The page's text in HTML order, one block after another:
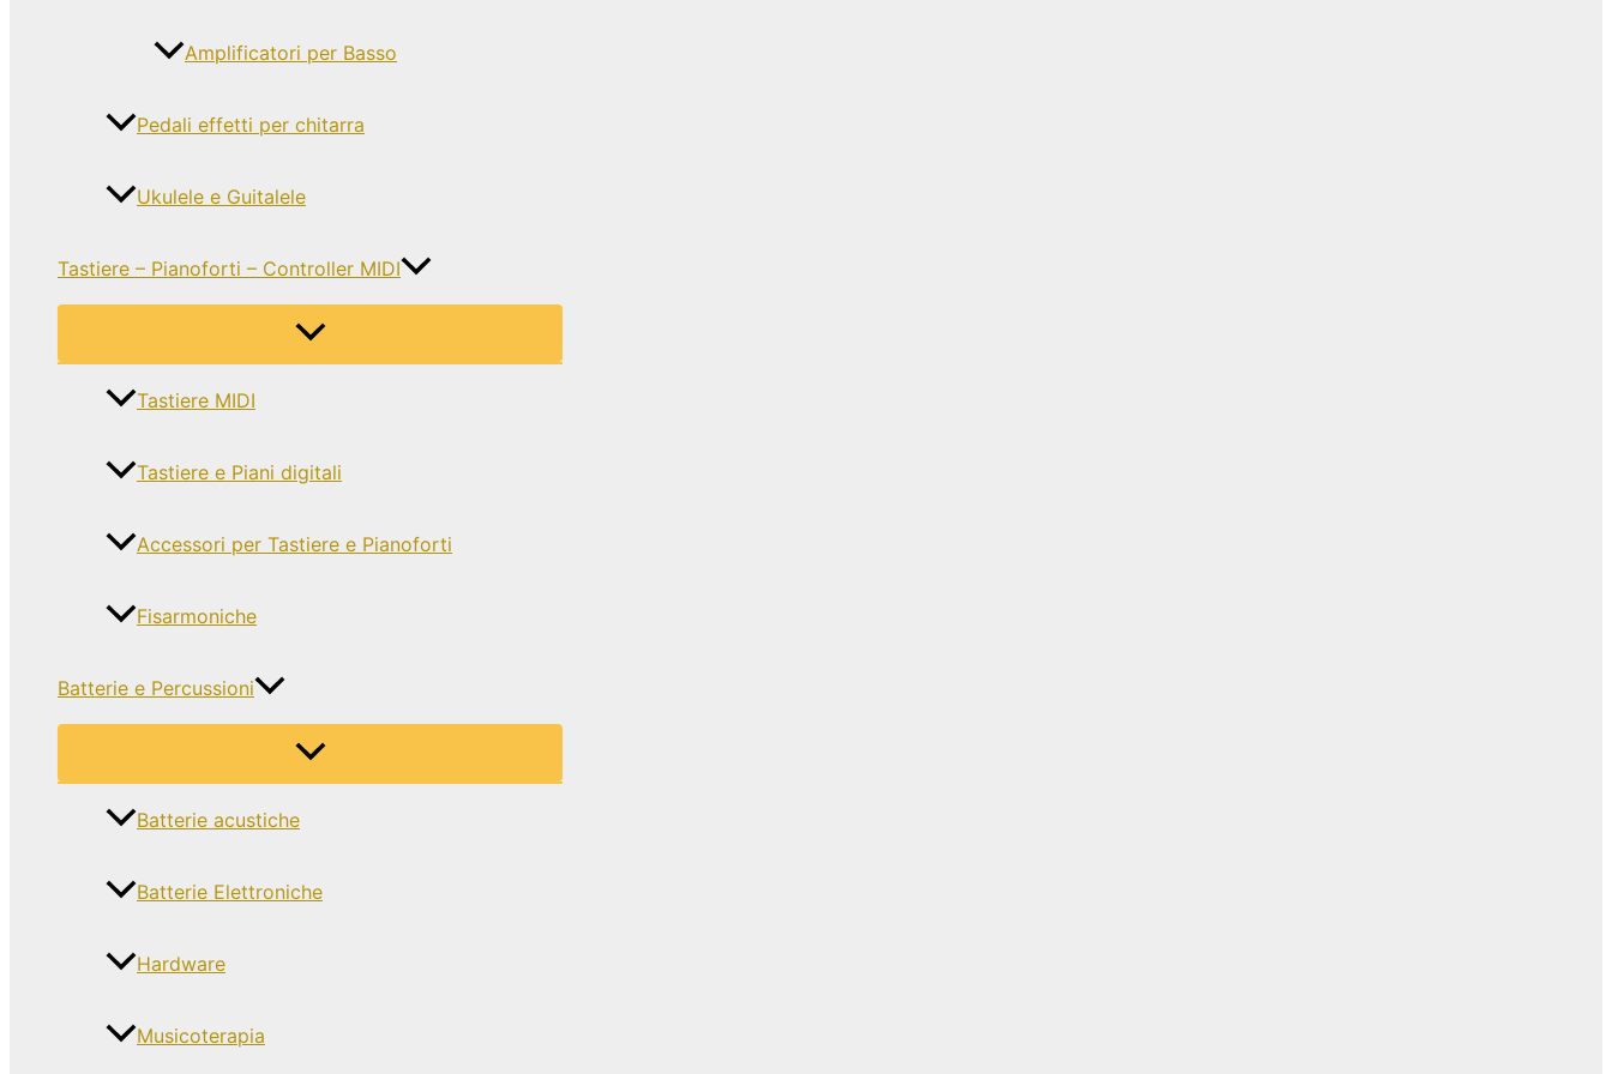
Amplificatori per Basso
Pedali effetti per chitarra
Ukulele e Guitalele
Tastiere – Pianoforti – Controller MIDI
Tastiere MIDI
Tastiere e Piani digitali
Accessori per Tastiere e Pianoforti
Fisarmoniche
Batterie e Percussioni
Batterie acustiche
Batterie Elettroniche
Hardware
Musicoterapia